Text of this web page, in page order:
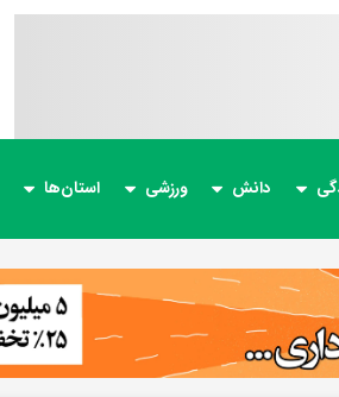
دانش ورزشی استان‌ها